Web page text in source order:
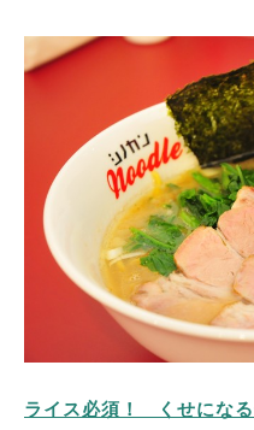
ライス必須！ くせにな